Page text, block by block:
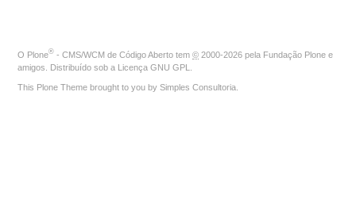
O Plone® - CMS/WCM de Código Aberto tem © 2000-2026 pela Fundação Plone e
amigos. Distribuído sob a Licença GNU GPL
This Plone Theme brought to you by Simples Consultoria